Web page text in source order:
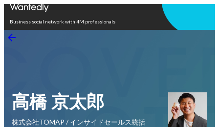
Business social network with 4M professionals
高橋 京太郎
株式会社TOMAP / インサイドセールス統括